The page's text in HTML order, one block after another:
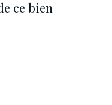
ce bien